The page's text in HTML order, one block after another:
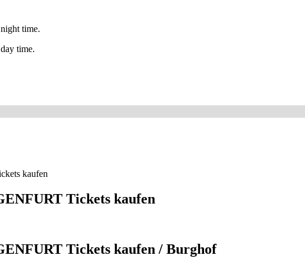
time.
time.
kaufen
Tickets kaufen
Tickets kaufen / Burghof